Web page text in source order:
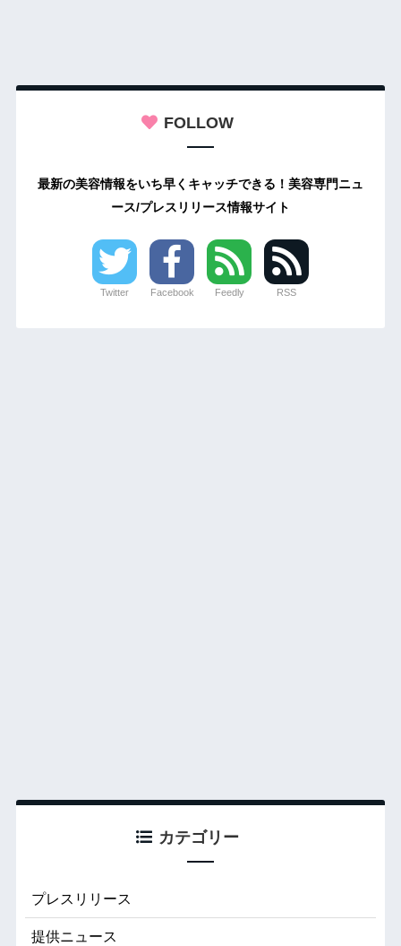
FOLLOW
最新の美容情報をいち早くキャッチできる！美容専門ニュ
ース/プレスリリース情報サイト
Twitter Facebook Feedly RSS
カテゴリー
プレスリリース
提供ニュース